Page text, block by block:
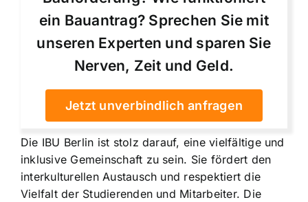
ein Bauantrag? Sprechen Sie mit
unseren Experten und sparen Sie
Nerven, Zeit und Geld.
Jetzt unverbindlich anfragen
Die IBU Berlin ist stolz darauf, eine vielfältige und
inklusive Gemeinschaft zu sein. Sie fördert den
interkulturellen Austausch und respektiert die
Vielfalt der Studierenden und Mitarbeiter. Die